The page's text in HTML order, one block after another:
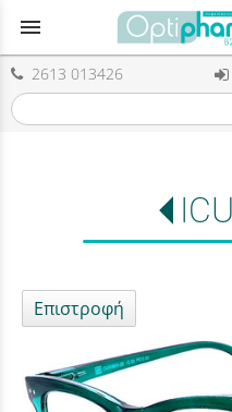
menu
2613 013426
Επιστροφή